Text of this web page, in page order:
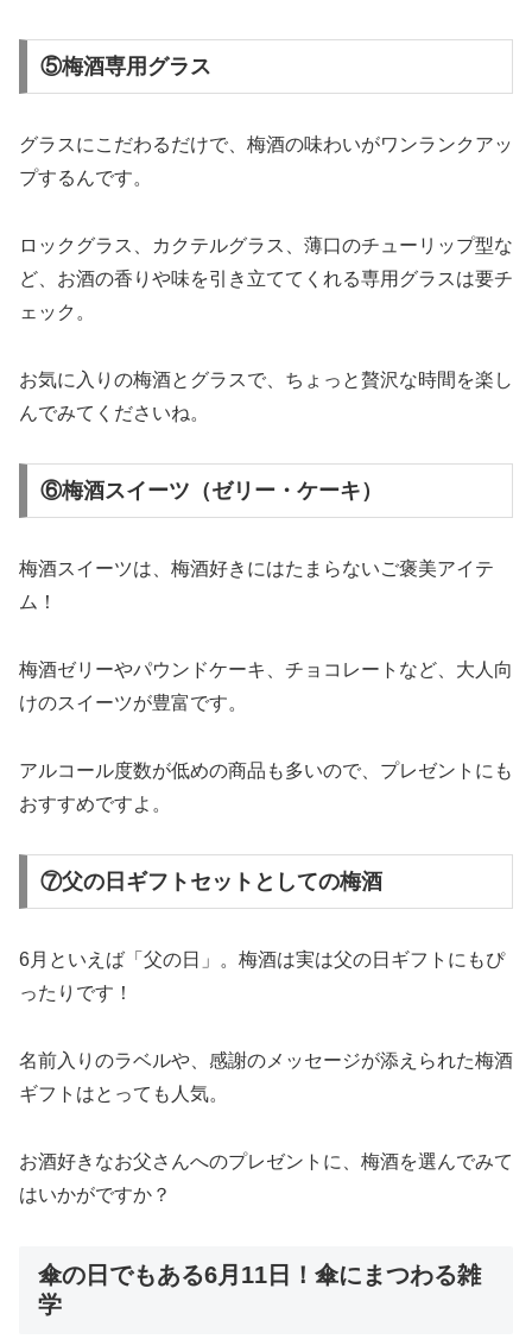
⑤梅酒専用グラス
グラスにこだわるだけで、梅酒の味わいがワンランクアッ
プするんです。
ロックグラス、カクテルグラス、薄口のチューリップ型な
ど、お酒の香りや味を引き立ててくれる専用グラスは要チ
ェック。
お気に入りの梅酒とグラスで、ちょっと贅沢な時間を楽し
んでみてくださいね。
⑥梅酒スイーツ（ゼリー・ケーキ）
梅酒スイーツは、梅酒好きにはたまらないご褒美アイテ
ム！
梅酒ゼリーやパウンドケーキ、チョコレートなど、大人向
けのスイーツが豊富です。
アルコール度数が低めの商品も多いので、プレゼントにも
おすすめですよ。
⑦父の日ギフトセットとしての梅酒
6月といえば「父の日」。梅酒は実は父の日ギフトにもぴ
ったりです！
名前入りのラベルや、感謝のメッセージが添えられた梅酒
ギフトはとっても人気。
お酒好きなお父さんへのプレゼントに、梅酒を選んでみて
はいかがですか？
傘の日でもある6月11日！傘にまつわる雑
学